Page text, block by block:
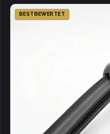
BESTBEWERTET